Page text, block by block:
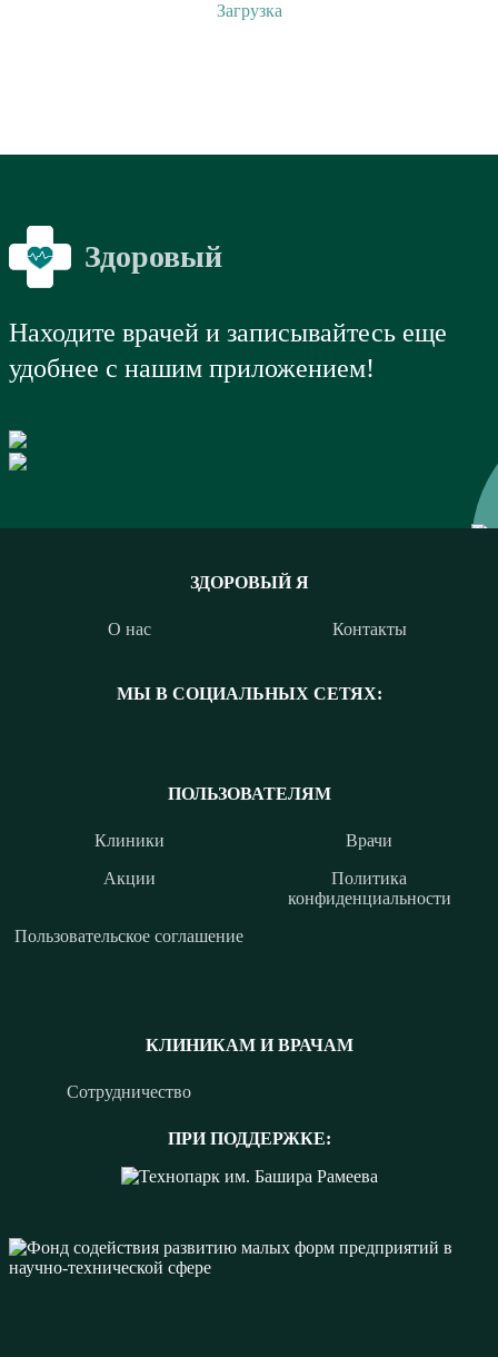
Загрузка
Здоровый
Находите врачей и записывайтесь еще
удобнее с нашим приложением!
ЗДОРОВЫЙ Я
О нас Контакты
МЫ В СОЦИАЛЬНЫХ СЕТЯХ:
КЛИНИКАМ И ВРАЧАМ
Сотрудничество
ПРИ ПОДДЕРЖКЕ:
ПОЛЬЗОВАТЕЛЯМ
Клиники
Врачи
Акции
Политика
конфиденциальности
Пользовательское соглашение